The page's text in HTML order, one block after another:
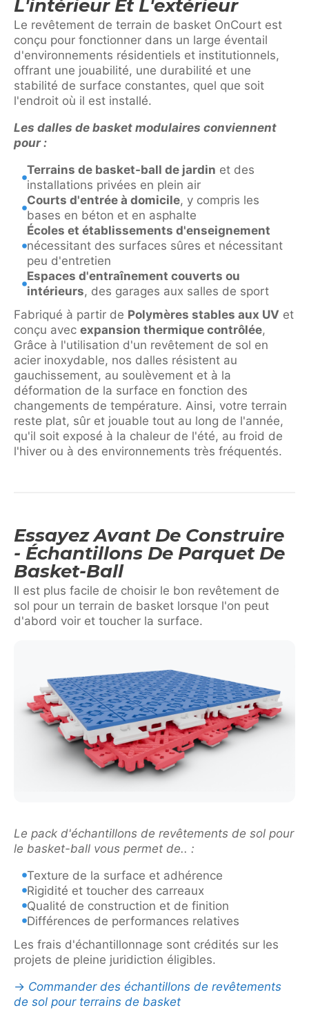
L'intérieur Et L'extérieur
Le revêtement de terrain de basket OnCourt est
conçu pour fonctionner dans un large éventail
d'environnements résidentiels et institutionnels,
offrant une jouabilité, une durabilité et une
stabilité de surface constantes, quel que soit
l'endroit où il est installé.
Les dalles de basket modulaires conviennent
pour :
Terrains de basket-ball de jardin et des
installations privées en plein air
Courts d'entrée à domicile, y compris les
bases en béton et en asphalte
Écoles et établissements d'enseignement
nécessitant des surfaces sûres et nécessitant
peu d'entretien
Espaces d'entraînement couverts ou
intérieurs, des garages aux salles de sport
Fabriqué à partir de Polymères stables aux UV et
conçu avec expansion thermique contrôlée,
Grâce à l'utilisation d'un revêtement de sol en
acier inoxydable, nos dalles résistent au
gauchissement, au soulèvement et à la
déformation de la surface en fonction des
changements de température. Ainsi, votre terrain
reste plat, sûr et jouable tout au long de l'année,
qu'il soit exposé à la chaleur de l'été, au froid de
l'hiver ou à des environnements très fréquentés.
Essayez Avant De Construire
- Échantillons De Parquet De
Basket-Ball
Il est plus facile de choisir le bon revêtement de
sol pour un terrain de basket lorsque l'on peut
d'abord voir et toucher la surface.
Le pack d'échantillons de revêtements de sol pour
le basket-ball vous permet de.. :
Texture de la surface et adhérence
Rigidité et toucher des carreaux
Qualité de construction et de finition
Différences de performances relatives
Les frais d'échantillonnage sont crédités sur les
projets de pleine juridiction éligibles.
→ Commander des échantillons de revêtements
de sol pour terrains de basket